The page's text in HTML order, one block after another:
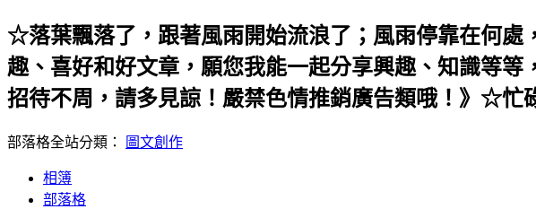
☆落葉飄落了，跟著風雨開始流浪了；風雨停靠在何處
趣、喜好和好文章，願您我能一起分享興趣、知識等
招待不周，請多見諒！嚴禁色情推銷廣告類哦！》
部落格全站分類： 圖文創作
相簿
部落格